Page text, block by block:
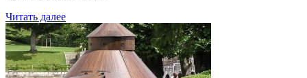
Читать далее